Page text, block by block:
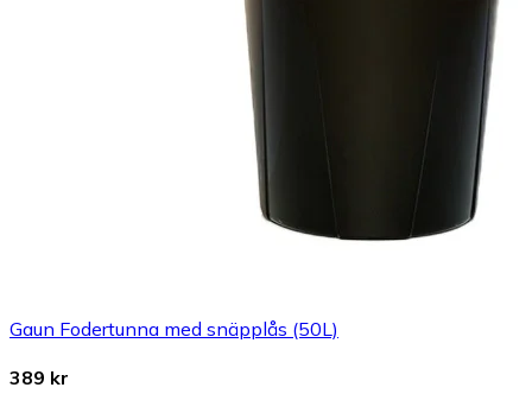
Gaun Fodertunna med snäpplås (50L)
389 kr